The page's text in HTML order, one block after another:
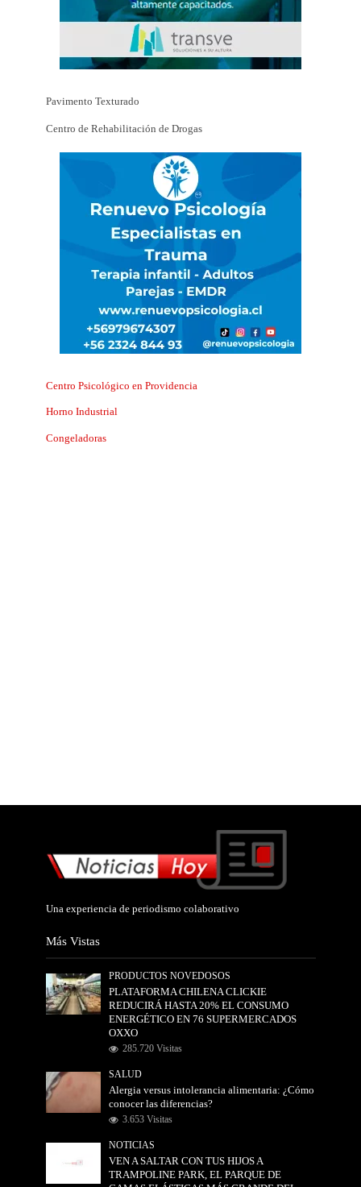
Pavimento Texturado
Centro de Rehabilitación de Drogas
Centro Psicológico en Providencia
Horno Industrial
Congeladoras
Una experiencia de periodismo colaborativo
Más Vistas
PRODUCTOS NOVEDOSOS
PLATAFORMA CHILENA CLICKIE
REDUCIRÁ HASTA 20% EL CONSUMO
ENERGÉTICO EN 76 SUPERMERCADOS
OXXO
285.720 Visitas
SALUD
Alergia versus intolerancia alimentaria: ¿Cómo
conocer las diferencias?
3.653 Visitas
NOTICIAS
VEN A SALTAR CON TUS HIJOS A
TRAMPOLINE PARK, EL PARQUE DE